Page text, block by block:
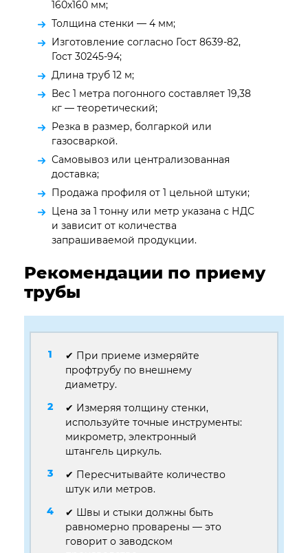
160х160 мм;
Толщина стенки — 4 мм;
Изготовление согласно Гост 8639-82,
Гост 30245-94;
Длина труб 12 м;
Вес 1 метра погонного составляет 19,38
кг — теоретический;
Резка в размер, болгаркой или
газосваркой.
Самовывоз или централизованная
доставка;
Продажа профиля от 1 цельной штуки;
Цена за 1 тонну или метр указана с НДС
и зависит от количества
запрашиваемой продукции.
Рекомендации по приему
трубы
✔ При приеме измеряйте
профтрубу по внешнему
диаметру.
✔ Измеряя толщину стенки,
используйте точные инструменты:
микрометр, электронный
штангель циркуль.
✔ Пересчитывайте количество
штук или метров.
✔ Швы и стыки должны быть
равномерно проварены — это
говорит о заводском